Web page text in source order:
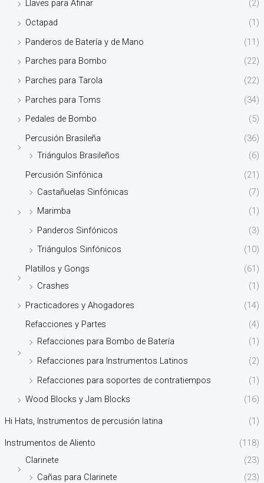
Llaves para Afinar
(2)
Octapad
(1)
Panderos de Batería y de Mano
(11)
Parches para Bombo
(22)
Parches para Tarola
(22)
Parches para Toms
(34)
Pedales de Bombo
(5)
Percusión Brasileña
(36)
Triángulos Brasileños
(6)
Percusión Sinfónica
(21)
Castañuelas Sinfónicas
(7)
Marimba
(1)
Panderos Sinfónicos
(3)
Triángulos Sinfónicos
(10)
Platillos y Gongs
(61)
Crashes
(1)
Practicadores y Ahogadores
(14)
Refacciones y Partes
(4)
Refacciones para Bombo de Batería
(1)
Refacciones para Instrumentos Latinos
(2)
Refacciones para soportes de contratiempos
(1)
Wood Blocks y Jam Blocks
(16)
Hi Hats, Instrumentos de percusión latina (1)
Instrumentos de Aliento
(118)
Clarinete
(23)
Cañas para Clarinete
(23)